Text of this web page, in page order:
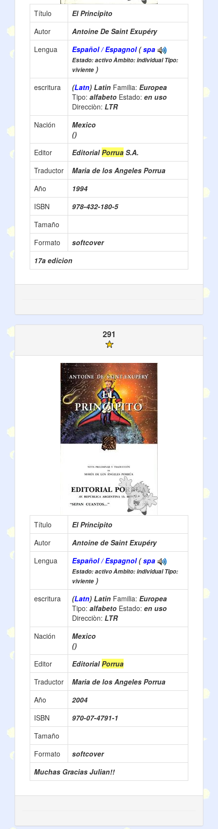
Título
El Principito
Autor
Antoine De Saint Exupéry
Lengua
Español / Espagnol(spa
Estado: activo Àmbito: individual Tipo:
viviente )
escritura
(Latn) Latin Familia: Europea
Tipo: alfabeto Estado: en uso
Direcciòn: LTR
Nación
Mexico
()
Editor
EditorialPorrua S.A.
Traductor
Maria de los Angeles Porrua
Año
1994
ISBN
978-432-180-5
Tamaño
Formato
softcover
17a edicion
291
Título
El Principito
Autor
Antoine de Saint Exupéry
Lengua
Español / Espagnol(spa
Estado: activo Àmbito: individual Tipo:
viviente )
escritura
(Latn) Latin Familia: Europea
Tipo: alfabeto Estado: en uso
Direcciòn: LTR
Nación
Mexico
()
Editor
EditorialPorrua
Traductor
Maria de los Angeles Porrua
Año
2004
ISBN
970-07-4791-1
Tamaño
Formato
softcover
Muchas Gracias Julian!!